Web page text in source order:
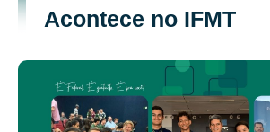
Acontece no IFMT